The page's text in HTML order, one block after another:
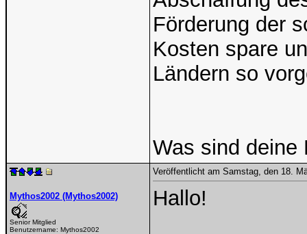
Förderung der
Kosten spare
Ländern so
Was sind deine
Mythos2002 (Mythos2002)
Senior Mitglied
Benutzername: Mythos2002
Veröffentlicht am Samstag, den 18.
Hallo!